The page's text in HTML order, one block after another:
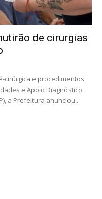
de cirurgias
cirúrgica e procedimentos
e Apoio Diagnóstico.
a Prefeitura anunciou...